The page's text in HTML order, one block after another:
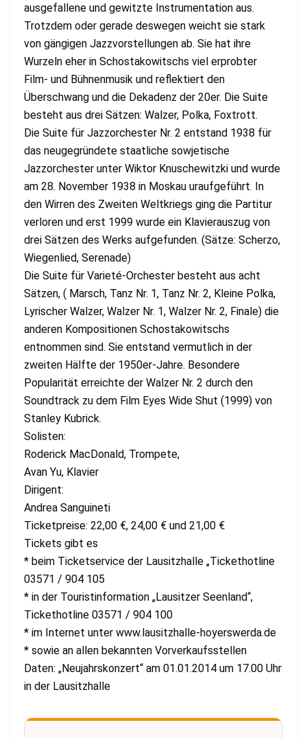
ausgefallene und gewitzte Instrumentation aus.
Trotzdem oder gerade deswegen weicht sie stark
von gängigen Jazzvorstellungen ab. Sie hat ihre
Wurzeln eher in Schostakowitschs viel erprobter
Film- und Bühnenmusik und reflektiert den
Überschwang und die Dekadenz der 20er. Die Suite
besteht aus drei Sätzen: Walzer, Polka, Foxtrott.
Die Suite für Jazzorchester Nr. 2 entstand 1938 für
das neugegründete staatliche sowjetische
Jazzorchester unter Wiktor Knuschewitzki und wurde
am 28. November 1938 in Moskau uraufgeführt. In
den Wirren des Zweiten Weltkriegs ging die Partitur
verloren und erst 1999 wurde ein Klavierauszug von
drei Sätzen des Werks aufgefunden. (Sätze: Scherzo,
Wiegenlied, Serenade)
Die Suite für Varieté-Orchester besteht aus acht
Sätzen, ( Marsch, Tanz Nr. 1, Tanz Nr. 2, Kleine Polka,
Lyrischer Walzer, Walzer Nr. 1, Walzer Nr. 2, Finale) die
anderen Kompositionen Schostakowitschs
entnommen sind. Sie entstand vermutlich in der
zweiten Hälfte der 1950er-Jahre. Besondere
Popularität erreichte der Walzer Nr. 2 durch den
Soundtrack zu dem Film Eyes Wide Shut (1999) von
Stanley Kubrick.
Solisten:
Roderick MacDonald, Trompete,
Avan Yu, Klavier
Dirigent:
Andrea Sanguineti
Ticketpreise: 22,00 €, 24,00 € und 21,00 €
Tickets gibt es
* beim Ticketservice der Lausitzhalle „Tickethotline
03571 / 904 105
* in der Touristinformation „Lausitzer Seenland“,
Tickethotline 03571 / 904 100
* im Internet unter www.lausitzhalle-hoyerswerda.de
* sowie an allen bekannten Vorverkaufsstellen
Daten: „Neujahrskonzert“ am 01.01.2014 um 17.00 Uhr
in der Lausitzhalle